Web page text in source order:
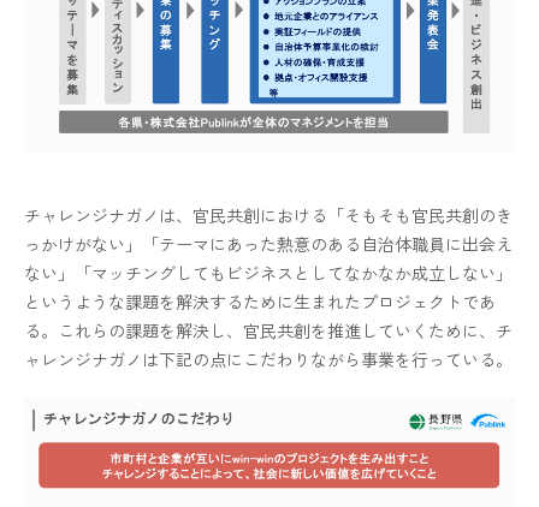
チャレンジナガノは、官民共創における「そもそも官民共創のき
っかけがない」「テーマにあった熱意のある自治体職員に出会え
ない」「マッチングしてもビジネスとしてなかなか成立しない」
というような課題を解決するために生まれたプロジェクトであ
る。 これらの課題を解決し、官民共創を推進していくために、チ
ャレンジナガノは下記の点にこだわりながら事業を行っている。